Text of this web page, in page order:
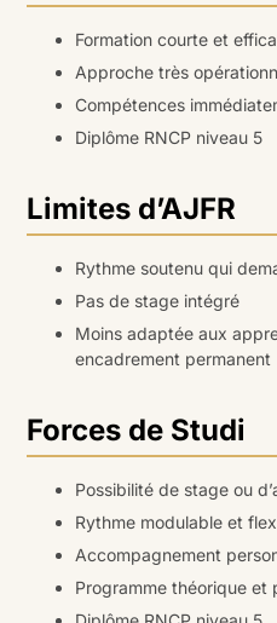
Formation courte et
Approche très
Compétences
Diplôme RNCP niveau 5
Limites d’AJFR
Rythme soutenu qui
Pas de stage intégré
Moins adaptée aux
encadrement permanent
Forces de Studi
Possibilité de stage ou
Rythme modulable et
Accompagnement
Programme théorique et